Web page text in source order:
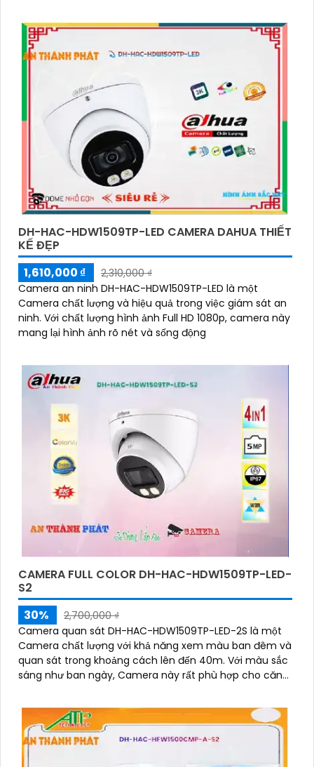
DH-HAC-HDW1509TP-LED CAMERA DAHUA THIẾT
KẾ ĐẸP
1,610,000 ₫
2,310,000 ₫
Camera an ninh DH-HAC-HDW1509TP-LED là một
Camera chất lượng và hiệu quả trong việc giám sát an
ninh. Với chất lượng hình ảnh Full HD 1080p, camera này
mang lại hình ảnh rõ nét và sống động
CAMERA FULL COLOR DH-HAC-HDW1509TP-LED-
S2
30%
2,700,000 ₫
Camera quan sát DH-HAC-HDW1509TP-LED-2S là một
Camera chất lượng với khả năng xem màu ban đêm và
quan sát trong khoảng cách lên đến 40m. Với màu sắc
sáng như ban ngày, Camera này rất phù hợp cho căn